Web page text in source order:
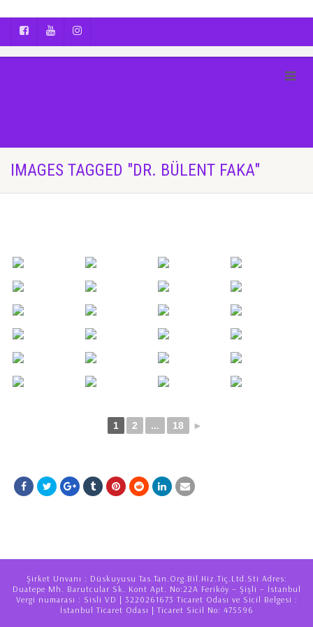
IMAGES TAGGED "DR. BÜLENT FAKA"
1 2 ... 18 ►
Şirket Unvanı : Düskuyusu Tas.Tan.Org.Bil.Hiz.Tiç.Ltd.Sti Adres:
Duatepe Mh. Barutcular Sk. Kont Apt. No:22A Feriköy – Şişli – İstanbul
Vergi numarası : Sisli VD | 3220261673 Ticaret Odası ve Sicil Belgesi :
İstanbul Ticaret Odası | Ticaret Sicil No: 475596